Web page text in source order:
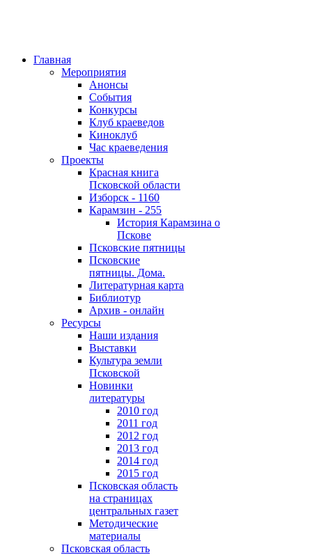
Главная
Мероприятия
Анонсы
События
Конкурсы
Клуб краеведов
Киноклуб
Час краеведения
Проекты
Красная книга
Псковской области
Изборск - 1160
Карамзин - 255
История Карамзина о
Пскове
Псковские пятницы
Псковские
пятницы. Дома.
Литературная карта
Библиотур
Архив - онлайн
Ресурсы
Наши издания
Выставки
Культура земли
Псковской
Новинки
литературы
2010 год
2011 год
2012 год
2013 год
2014 год
2015 год
Псковская область
на страницах
центральных газет
Методические
материалы
Псковская область